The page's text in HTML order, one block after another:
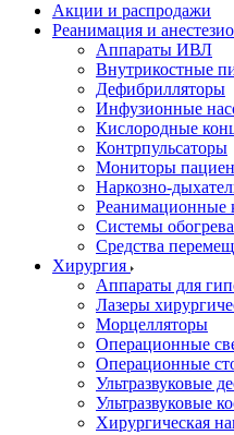
Акции и распродажи
Реанимация и
Аппараты ИВЛ
Внутрикостные
Дефибрилляторы
Инфузионные
Кислородные
Контрпульсаторы
Мониторы
Наркозно-
Реанимационные
Системы
Средства
Хирургия
Аппараты для
Лазеры
Морцелляторы
Операционные
Операционные
Ультразвуковые
Ультразвуковые
Хирургическая